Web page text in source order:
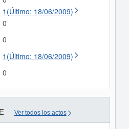
1(Último: 18/06/2009)
0
0
1(Último: 18/06/2009)
0
Ver todos los actos